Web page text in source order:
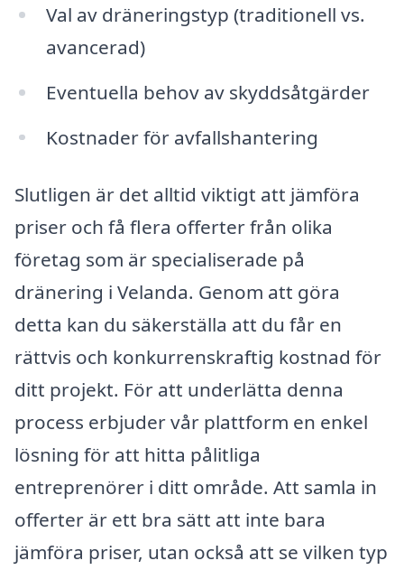
Val av dräneringstyp (traditionell vs.
avancerad)
Eventuella behov av skyddsåtgärder
Kostnader för avfallshantering
Slutligen är det alltid viktigt att jämföra
priser och få flera offerter från olika
företag som är specialiserade på
dränering i Velanda. Genom att göra
detta kan du säkerställa att du får en
rättvis och konkurrenskraftig kostnad för
ditt projekt. För att underlätta denna
process erbjuder vår plattform en enkel
lösning för att hitta pålitliga
entreprenörer i ditt område. Att samla in
offerter är ett bra sätt att inte bara
jämföra priser, utan också att se vilken typ